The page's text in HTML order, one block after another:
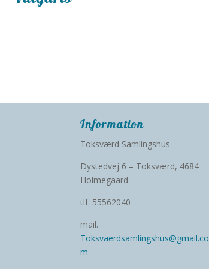
Information
Toksværd Samlingshus
Dystedvej 6 – Toksværd, 4684
Holmegaard
tlf. 55562040
mail.
Toksvaerdsamlingshus@gmail.co
m